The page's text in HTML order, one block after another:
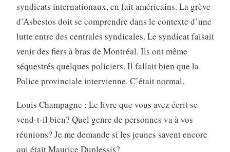
syndicats internationaux, en fait américains. La grève
d’Asbestos doit se comprendre dans le contexte d’une
lutte entre des centrales syndicales. Le syndicat faisait
venir des fiers à bras de Montréal. Ils ont même
séquestrés quelques policiers. Il fallait bien que la
Police provinciale intervienne. C’était normal.
Louis Champagne : Le livre que vous avez écrit se
vend-t-il bien? Quel genre de personnes va à vos
réunions? Je me demande si les jeunes savent encore
qui était Maurice Duplessis?